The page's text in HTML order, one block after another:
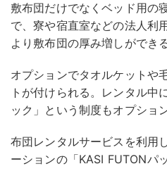
敷布団だけでなくベッド用の
で、寮や宿直室などの法人利
より敷布団の厚み増しができる
オプションでタオルケットや
トが付けられる。レンタル中
ック」という制度もオプショ
布団レンタルサービスを利用
ーションの「KASI FUTONパ